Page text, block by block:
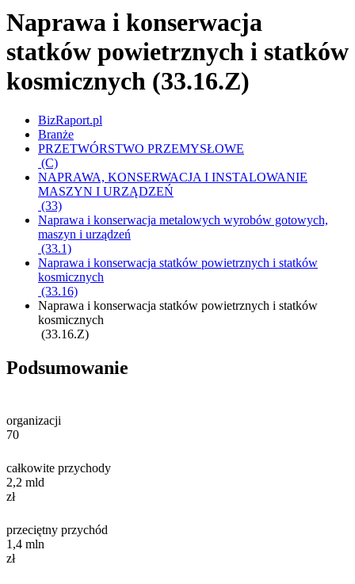
Naprawa i konserwacja
statków powietrznych i statków
kosmicznych (33.16.Z)
BizRaport.pl
Branże
PRZETWÓRSTWO PRZEMYSŁOWE
(C)
NAPRAWA, KONSERWACJA I INSTALOWANIE
MASZYN I URZĄDZEŃ
(33)
Naprawa i konserwacja metalowych wyrobów gotowych,
maszyn i urządzeń
(33.1)
Naprawa i konserwacja statków powietrznych i statków
kosmicznych
(33.16)
Naprawa i konserwacja statków powietrznych i statków
kosmicznych
(33.16.Z)
Podsumowanie
organizacji
70
całkowite przychody
2,2 mld
zł
przeciętny przychód
1,4 mln
zł